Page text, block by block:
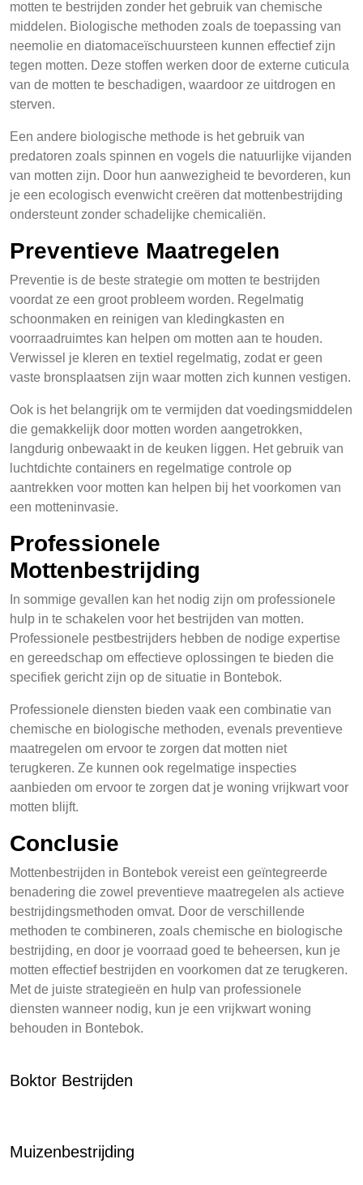
motten te bestrijden zonder het gebruik van chemische
middelen. Biologische methoden zoals de toepassing van
neemolie en diatomaceïschuursteen kunnen effectief zijn
tegen motten. Deze stoffen werken door de externe cuticula
van de motten te beschadigen, waardoor ze uitdrogen en
sterven.
Een andere biologische methode is het gebruik van
predatoren zoals spinnen en vogels die natuurlijke vijanden
van motten zijn. Door hun aanwezigheid te bevorderen, kun
je een ecologisch evenwicht creëren dat mottenbestrijding
ondersteunt zonder schadelijke chemicaliën.
Preventieve Maatregelen
Preventie is de beste strategie om motten te bestrijden
voordat ze een groot probleem worden. Regelmatig
schoonmaken en reinigen van kledingkasten en
voorraadruimtes kan helpen om motten aan te houden.
Verwissel je kleren en textiel regelmatig, zodat er geen
vaste bronsplaatsen zijn waar motten zich kunnen vestigen.
Ook is het belangrijk om te vermijden dat voedingsmiddelen
die gemakkelijk door motten worden aangetrokken,
langdurig onbewaakt in de keuken liggen. Het gebruik van
luchtdichte containers en regelmatige controle op
aantrekken voor motten kan helpen bij het voorkomen van
een motteninvasie.
Professionele
Mottenbestrijding
In sommige gevallen kan het nodig zijn om professionele
hulp in te schakelen voor het bestrijden van motten.
Professionele pestbestrijders hebben de nodige expertise
en gereedschap om effectieve oplossingen te bieden die
specifiek gericht zijn op de situatie in Bontebok.
Professionele diensten bieden vaak een combinatie van
chemische en biologische methoden, evenals preventieve
maatregelen om ervoor te zorgen dat motten niet
terugkeren. Ze kunnen ook regelmatige inspecties
aanbieden om ervoor te zorgen dat je woning vrijkwart voor
motten blijft.
Conclusie
Mottenbestrijden in Bontebok vereist een geïntegreerde
benadering die zowel preventieve maatregelen als actieve
bestrijdingsmethoden omvat. Door de verschillende
methoden te combineren, zoals chemische en biologische
bestrijding, en door je voorraad goed te beheersen, kun je
motten effectief bestrijden en voorkomen dat ze terugkeren.
Met de juiste strategieën en hulp van professionele
diensten wanneer nodig, kun je een vrijkwart woning
behouden in Bontebok.
Boktor Bestrijden
Muizenbestrijding